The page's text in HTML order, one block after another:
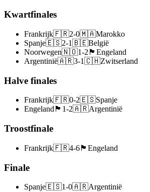
Kwartfinales
Frankrijk🇫🇷2-0🇲🇦Marokko
Spanje🇪🇸2-1🇧🇪België
Noorwegen🇳🇴1-2 🏴󠁧󠁢󠁥󠁮󠁧󠁿 Engeland
Argentinië🇦🇷3-1🇨🇭Zwitserland
Halve finales
Frankrijk🇫🇷0-2🇪🇸Spanje
Engeland 🏴󠁧󠁢󠁥󠁮󠁧󠁿 1-2🇦🇷Argentinië
Troostfinale
Frankrijk🇫🇷4-6 🏴󠁧󠁢󠁥󠁮󠁧󠁿 Engeland
Finale
Spanje🇪🇸1-0🇦🇷Argentinië